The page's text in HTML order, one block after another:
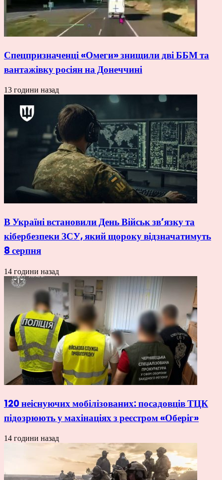
Спецпризначенці «Омеги» знищили дві ББМ та
вантажівку росіян на Донеччині
13 години назад
В Україні встановили День Військ зв’язку та
кібербезпеки ЗСУ, який щороку відзначатимуть
8 серпня
14 години назад
120 неіснуючих мобілізованих: посадовців ТЦК
підозрюють у махінаціях з реєстром «Оберіг»
14 години назад